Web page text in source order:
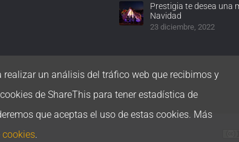
Prestigia te desea una
Navidad
23 diciembre, 2022
un análisis del tráfico web que recibimos y
de ShareThis para tener estadística de
que aceptas el uso de estas cookies. Más
cookies.